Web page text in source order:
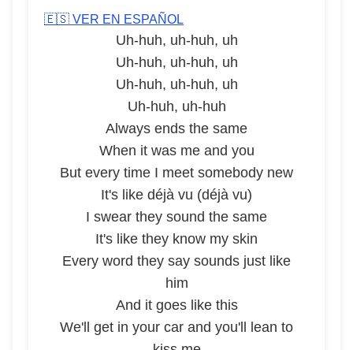
🇪🇸 VER EN ESPAÑOL
Uh-huh, uh-huh, uh
Uh-huh, uh-huh, uh
Uh-huh, uh-huh, uh
Uh-huh, uh-huh
Always ends the same
When it was me and you
But every time I meet somebody new
It's like déjà vu (déjà vu)
I swear they sound the same
It's like they know my skin
Every word they say sounds just like
him
And it goes like this
We'll get in your car and you'll lean to